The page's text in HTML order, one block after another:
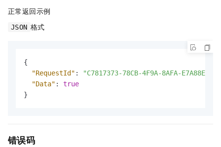
正常返回示例
JSON 格式
{
"RequestId" :
"C7817373-78CB-4F9A-8AFA-
"Data" :
true
}
错误码